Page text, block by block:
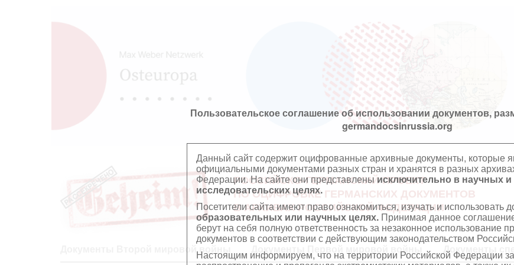
Пользовательское соглашение об использовании документов,
germandocsinrussia.org
Данный сайт содержит оцифрованные архивные документы, которые
официальными документами разных стран и хранятся в разных
Федерации. На сайте они представленыисключительно в научных и
исследовательских целях.
Посетители сайта имеют право ознакомиться, изучать и использовать
образовательных или научных целях. Принимая данное
берут на себя полную ответственность за незаконное использование
документов в соответствии с действующим законодательством
Настоящим информируем, что на территории Российской Федерации
РОССИЙСКО-ГЕРМАНСКИЙ ПРОЕКТ
ПО ОЦИФРОВКЕ ГЕРМАНСКИХ ДОКУМЕНТОВ
В АРХИВАХ РОССИЙСКОЙ ФЕДЕРАЦИИ
Документы Второй мировой войны Документы Первой мировой войны Документы